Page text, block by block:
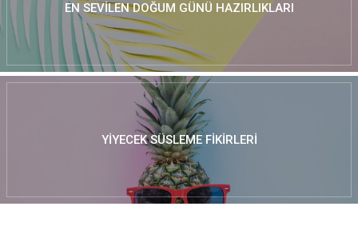
EN SEVILEN DOĞUM GÜNÜ HAZIRLIKLARI
YIYECEK SÜSLEME FIKIRLERI